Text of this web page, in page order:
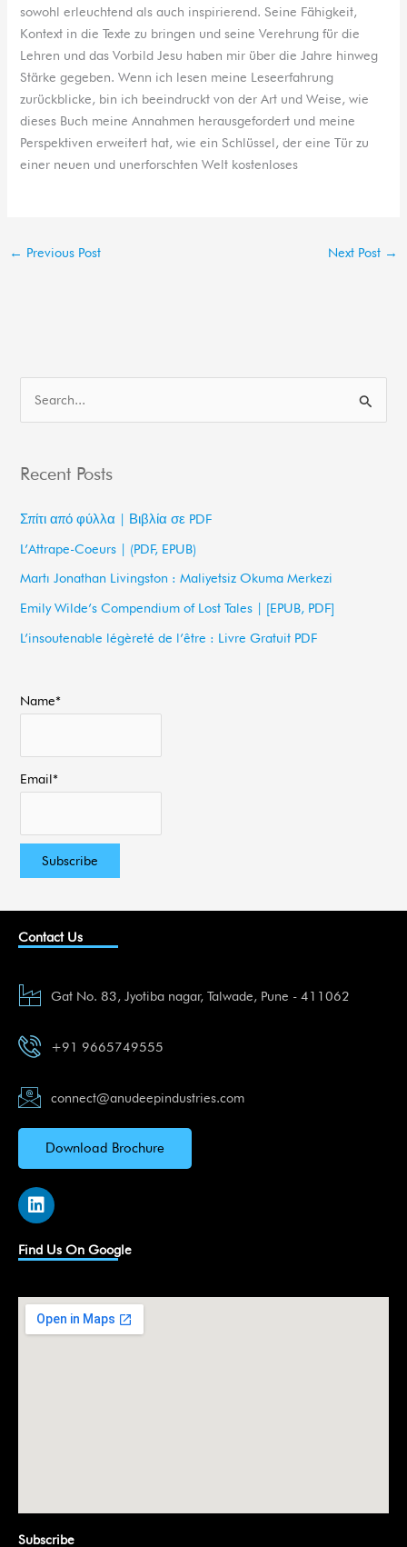
sowohl erleuchtend als auch inspirierend. Seine Fähigkeit,
Kontext in die Texte zu bringen und seine Verehrung für die
Lehren und das Vorbild Jesu haben mir über die Jahre hinweg
Stärke gegeben. Wenn ich lesen meine Leseerfahrung
zurückblicke, bin ich beeindruckt von der Art und Weise, wie
dieses Buch meine Annahmen herausgefordert und meine
Perspektiven erweitert hat, wie ein Schlüssel, der eine Tür zu
einer neuen und unerforschten Welt kostenloses
← Previous Post Next Post →
r
r
:
Recent Posts
Σπίτι από φύλλα | Βιβλία σε PDF
L’Attrape-Coeurs | (PDF, EPUB)
Martı Jonathan Livingston : Maliyetsiz Okuma Merkezi
Emily Wilde’s Compendium of Lost Tales | [EPUB, PDF]
L’insoutenable légèreté de l’être : Livre Gratuit PDF
Name*
Email*
Contact Us
Gat No. 83, Jyotiba nagar, Talwade, Pune - 411062
+91 9665749555
connect@anudeepindustries.com
Download Brochure
L
i
k
e
i
n
Find Us On Google
Subscribe